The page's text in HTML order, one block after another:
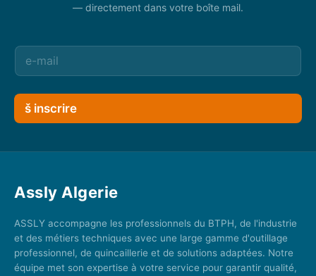
— directement dans votre boîte mail.
š inscrire
Assly Algerie
ASSLY accompagne les professionnels du BTPH, de l'industrie
et des métiers techniques avec une large gamme d'outillage
professionnel, de quincaillerie et de solutions adaptées. Notre
équipe met son expertise à votre service pour garantir qualité,